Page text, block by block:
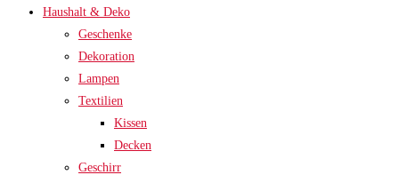
Haushalt & Deko
Geschenke
Dekoration
Lampen
Textilien
Kissen
Decken
Geschirr